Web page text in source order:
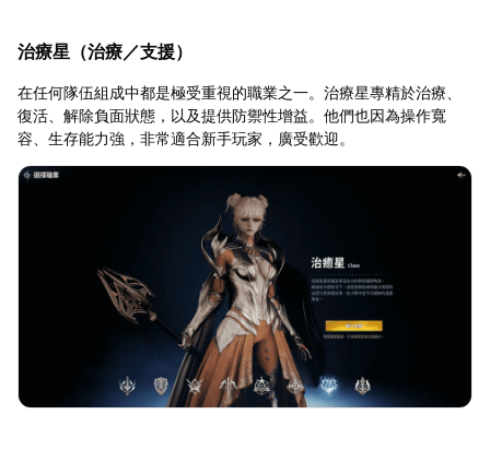
治療星（治療／支援）
在任何隊伍組成中都是極受重視的職業之一。治療星專精於治療、
復活、解除負面狀態，以及提供防禦性增益。他們也因為操作寬
容、生存能力強，非常適合新手玩家，廣受歡迎。